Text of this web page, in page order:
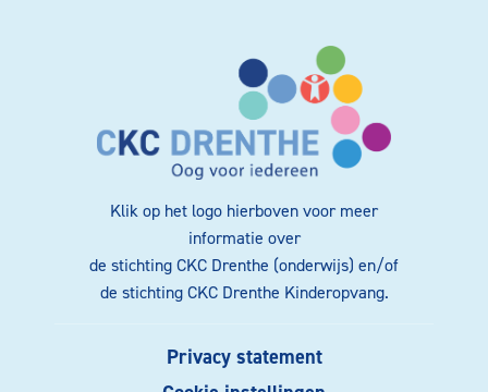
Klik op het logo hierboven voor meer
informatie over
de stichting CKC Drenthe (onderwijs) en/of
de stichting CKC Drenthe Kinderopvang.
Privacy statement